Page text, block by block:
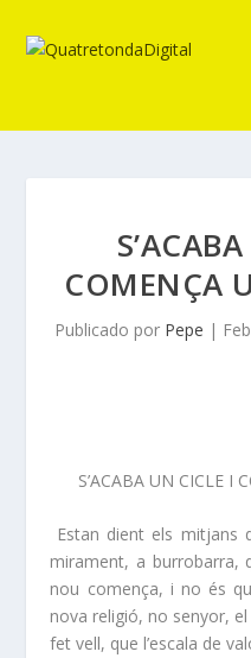
COMENÇA
Publicado por Pepe |
S’ACABA UN CICLE I
Estan dient els mitjans
mirament, a burrobarra,
nou comença, i no és
nova religió, no senyor,
fet vell, que l’escala de